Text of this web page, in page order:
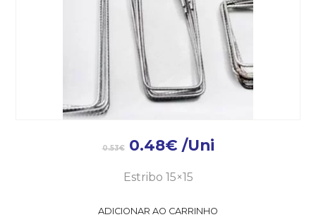
0.53€ 0.48€ /Uni
Estribo 15×15
ADICIONAR AO CARRINHO